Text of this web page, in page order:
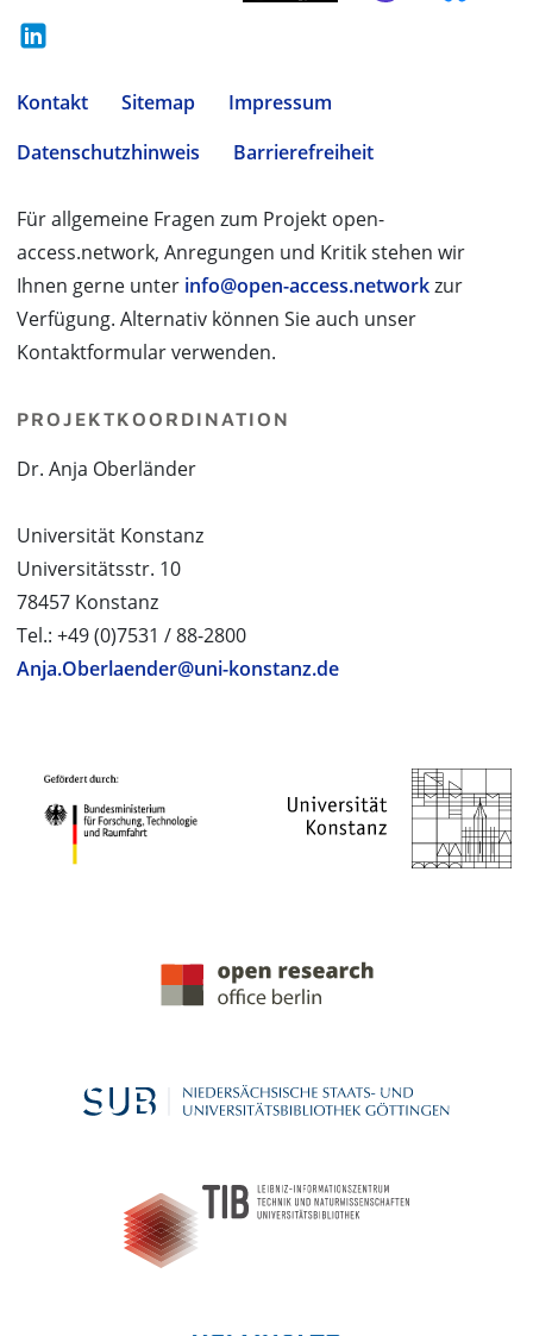
Kontakt Sitemap
Impressum
Datenschutzhinweis
Barrierefreiheit
Für allgemeine Fragen zum Projekt open-
access.network, Anregungen und Kritik stehen wir
Ihnen gerne unter info@open-access.networkzur
Verfügung. Alternativ können Sie auch unser
Kontaktformular verwenden.
PROJEKTKOORDINATION
Dr. Anja Oberländer
Universität Konstanz
Universitätsstr. 10
78457 Konstanz
Tel.: +49 (0)7531 / 88-2800
Anja.Oberlaender@uni-konstanz.de